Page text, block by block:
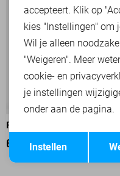
-
PME LEGEND KORTE BROEK
63,00 89,99
accepteert. Klik op
kies "Instellingen" om
Wil je alleen
"Weigeren". Meer
cookie- en
je instellingen
onder aan de pagina.
Instellen